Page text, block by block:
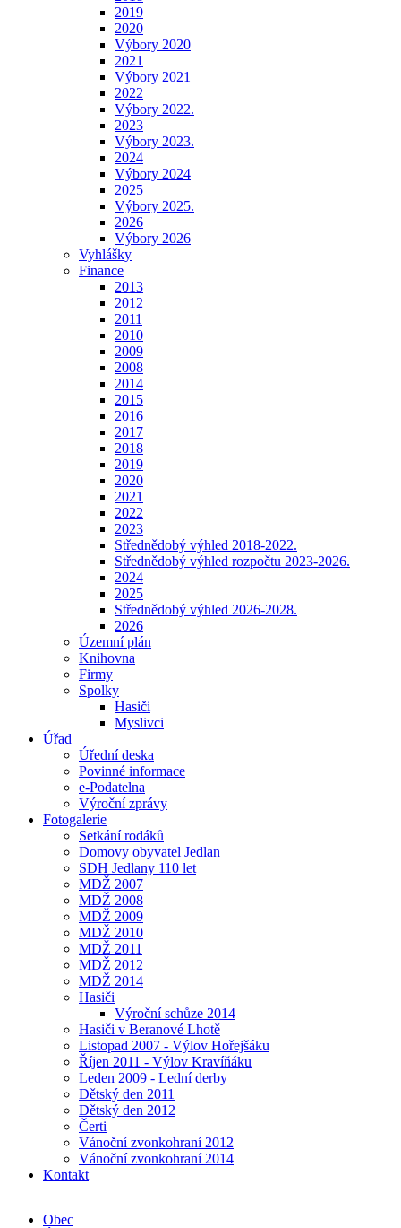
2019
2020
Výbory 2020
2021
Výbory 2021
2022
Výbory 2022.
2023
Výbory 2023.
2024
Výbory 2024
2025
Výbory 2025.
2026
Výbory 2026
Vyhlášky
Finance
2013
2012
2011
2010
2009
2008
2014
2015
2016
2017
2018
2019
2020
2021
2022
2023
Střednědobý výhled 2018-2022.
Střednědobý výhled rozpočtu 2023-2026.
2024
2025
Střednědobý výhled 2026-2028.
2026
Územní plán
Knihovna
Firmy
Spolky
Hasiči
Myslivci
Úřad
Úřední deska
Povinné informace
e-Podatelna
Výroční zprávy
Fotogalerie
Setkání rodáků
Domovy obyvatel Jedlan
SDH Jedlany 110 let
MDŽ 2007
MDŽ 2008
MDŽ 2009
MDŽ 2010
MDŽ 2011
MDŽ 2012
MDŽ 2014
Hasiči
Výroční schůze 2014
Hasiči v Beranové Lhotě
Listopad 2007 - Výlov Hořejšáku
Říjen 2011 - Výlov Kravíňáku
Leden 2009 - Lední derby
Dětský den 2011
Dětský den 2012
Čerti
Vánoční zvonkohraní 2012
Vánoční zvonkohraní 2014
Kontakt
Obec